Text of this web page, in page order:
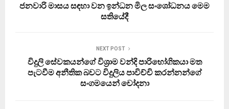
ජනවාරි මාසය සඳහා වන ඉන්ධන මිල සංශෝධනය මෙම
සතියේදී
NEXT POST
විදුලි සේවකයන්ගේ විශ්‍රාම වන්දි පාරිභෝගිකයා මත
පැටවීම අනීතික බවට විදුලිය පාවිච්චි කරන්නන්ගේ
සංගමයෙන් චෝදනා